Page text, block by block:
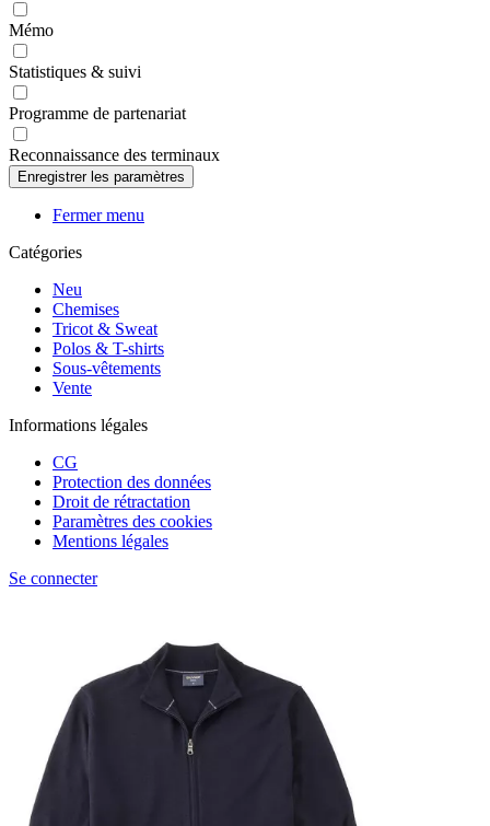
Mémo
Statistiques & suivi
Programme de partenariat
Reconnaissance des terminaux
Fermer menu
Catégories
Neu
Chemises
Tricot & Sweat
Polos & T-shirts
Sous-vêtements
Vente
Informations légales
CG
Protection des données
Droit de rétractation
Paramètres des cookies
Mentions légales
Se connecter